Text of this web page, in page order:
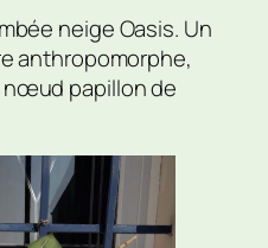
neige Oasis. Un
anthropomorphe,
papillon de